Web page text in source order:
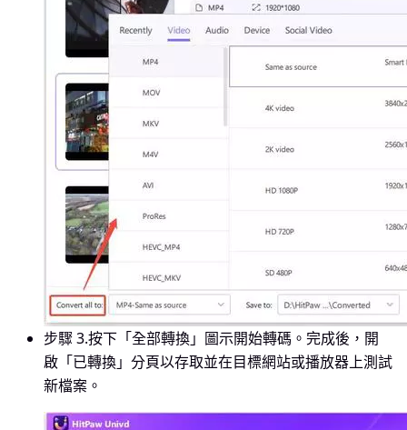
步驟 3.按下「全部轉換」圖示開始轉碼。完成後，開
啟「已轉換」分頁以存取並在目標網站或播放器上測試
新檔案。